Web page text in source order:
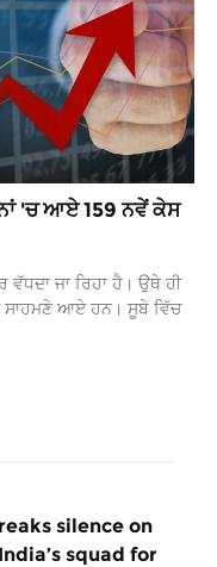
'ਚ ਆਏ 159 ਨਵੇਂ ਕੇਸ
ਵੱਧਦਾ ਜਾ ਰਿਹਾ ਹੈ। ਉਥੇ ਹੀ
ਸਾਹਮਣੇ ਆਏ ਹਨ। ਸੂਬੇ ਵਿੱਚ
silence on
squad for